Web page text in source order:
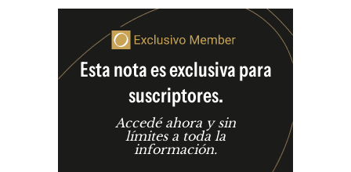
Esta nota es exclusiva para
suscriptores.
Accedé ahora y sin
límites a toda la
información.